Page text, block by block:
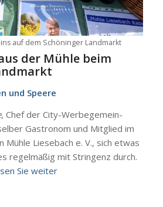
auf dem Schö­nin­ger Land­markt
der Müh­le beim
und Spee­re
, Chef der City-Wer­­be­­ge­­mein­­
Gas­tro­nom und Mit­glied im
Müh­le Liesebach e. V., sich etwas
regel­mä­ßig mit Strin­genz durch.
Sie wei­ter